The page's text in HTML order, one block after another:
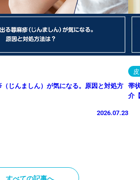
じんましん）が気になる。原因と対処方
2026.07.23
帯
介
すべての記事へ